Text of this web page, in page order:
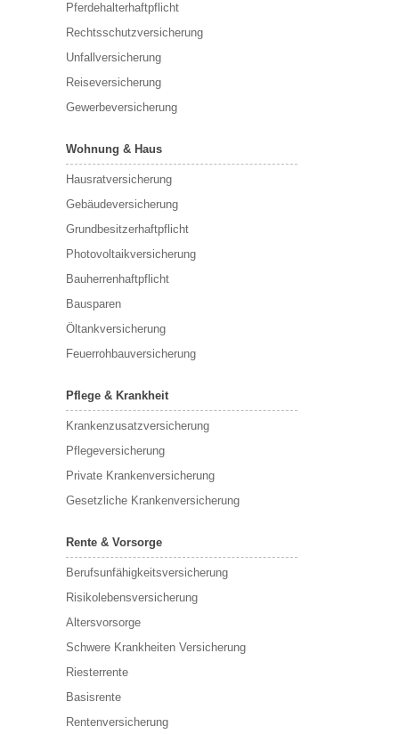
Pferdehalterhaftpflicht
Rechtsschutzversicherung
Unfallversicherung
Reiseversicherung
Gewerbeversicherung
Wohnung & Haus
Hausratversicherung
Gebäudeversicherung
Grundbesitzerhaftpflicht
Photovoltaikversicherung
Bauherrenhaftpflicht
Bausparen
Öltankversicherung
Feuerrohbauversicherung
Pflege & Krankheit
Krankenzusatzversicherung
Pflegeversicherung
Private Krankenversicherung
Gesetzliche Krankenversicherung
Rente & Vorsorge
Berufs­unfähigkeitsversicherung
Risikolebensversicherung
Altersvorsorge
Schwere Krankheiten Versicherung
Riesterrente
Basisrente
Rentenversicherung